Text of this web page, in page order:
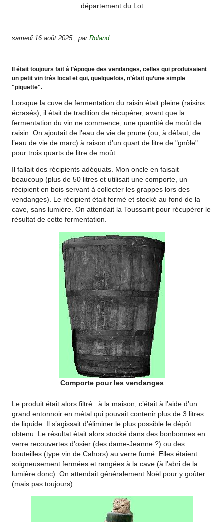
département du Lot
samedi 16 août 2025 ,parRoland
Il était toujours fait à l’époque des vendanges, celles qui produisaient
un petit vin très local et qui, quelquefois, n’était qu’une simple
"piquette".
Lorsque la cuve de fermentation du raisin était pleine (raisins
écrasés), il était de tradition de récupérer, avant que la
fermentation du vin ne commence, une quantité de moût de
raisin. On ajoutait de l’eau de vie de prune (ou, à défaut, de
l’eau de vie de marc) à raison d’un quart de litre de "gnôle"
pour trois quarts de litre de moût.
Il fallait des récipients adéquats. Mon oncle en faisait
beaucoup (plus de 50 litres et utilisait une comporte, un
récipient en bois servant à collecter les grappes lors des
vendanges). Le récipient était fermé et stocké au fond de la
cave, sans lumière. On attendait la Toussaint pour récupérer le
résultat de cette fermentation.
Comporte pour les vendanges
Le produit était alors filtré : à la maison, c’était à l’aide d’un
grand entonnoir en métal qui pouvait contenir plus de 3 litres
de liquide. Il s’agissait d’éliminer le plus possible le dépôt
obtenu. Le résultat était alors stocké dans des bonbonnes en
verre recouvertes d’osier (des dame-Jeanne ?) ou des
bouteilles (type vin de Cahors) au verre fumé. Elles étaient
soigneusement fermées et rangées à la cave (à l’abri de la
lumière donc). On attendait généralement Noël pour y goûter
(mais pas toujours).